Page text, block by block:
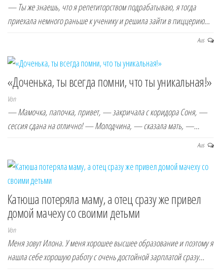
— Ты же знаешь, что я репетиторством подрабатываю, я тогда
приехала немного раньше к ученику и решила зайти в пиццерию…
Aus
«Доченька, ты всегда помни, что ты уникальная!»
Von
— Мамочка, папочка, привет, — закричала с коридора Соня, —
сессия сдана на отлично! — Молодчина, — сказала мать, —…
Aus
Катюша потеряла маму, а отец сразу же привел
домой мачеху со своими детьми
Von
Меня зовут Илона. У меня хорошее высшее образование и поэтому я
нашла себе хорошую работу с очень достойной зарплатой сразу…